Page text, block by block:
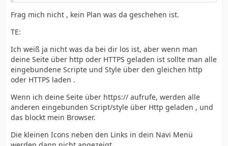
Frag mich nicht , kein Plan was da geschehen ist.
TE:
Ich weiß ja nicht was da bei dir los ist, aber wenn man
deine Seite über http oder HTTPS geladen ist sollte man alle
eingebundene Scripte und Style über den gleichen http
oder HTTPS laden .
Wenn ich deine Seite über https:// aufrufe, werden alle
anderen eingebunden Script/style über Http geladen , und
das blockt mein Browser.
Die kleinen Icons neben den Links in dein Navi Menü